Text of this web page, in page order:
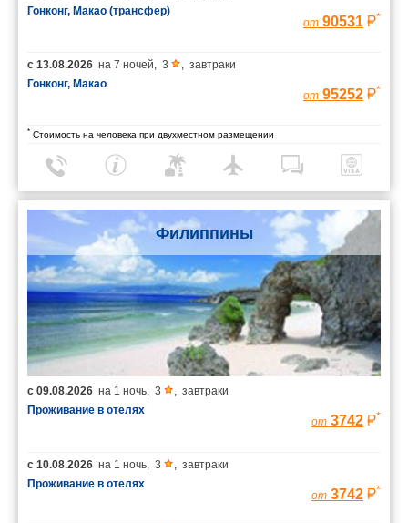
Гонконг, Макао (трансфер)
от 90531 *
с 13.08.2026 на 7 ночей, 3 , завтраки
Гонконг, Макао
от 95252 *
* Стоимость на человека при двухместном размещении
Филиппины
с 09.08.2026 на 1 ночь, 3 , завтраки
Проживание в отелях
от 3742 *
с 10.08.2026 на 1 ночь, 3 , завтраки
Проживание в отелях
от 3742 *